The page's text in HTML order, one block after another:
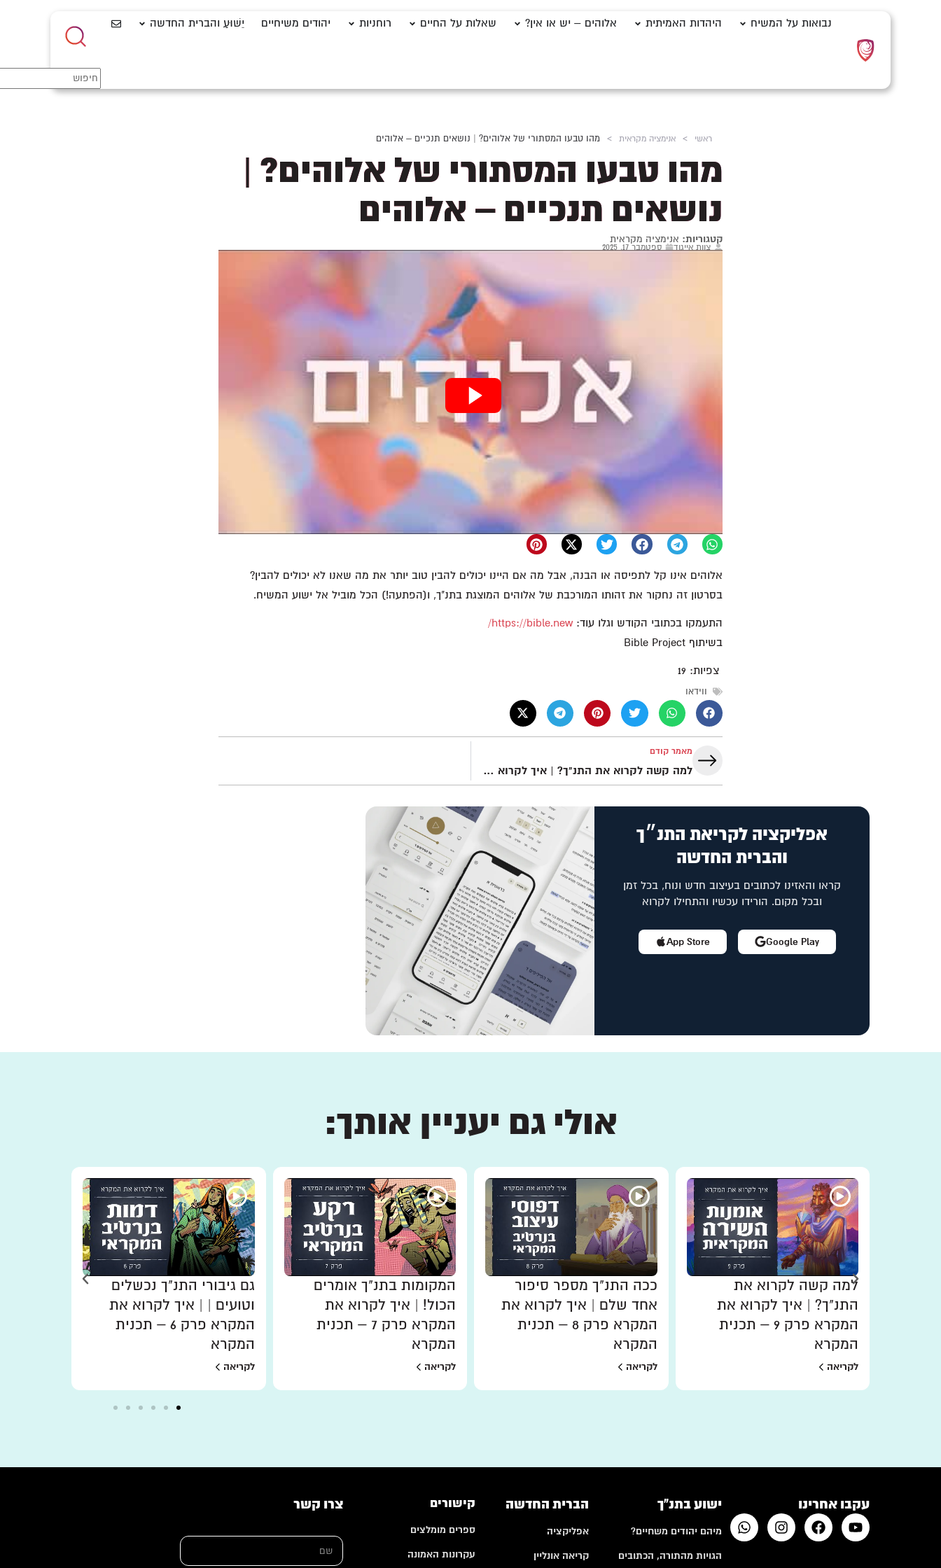
נבואות על המשיח היהדות האמיתית אלוהים – יש או אין? שאלות על החיים רוחניות יהודים משיחיים יֵשׁוּעַ והברית החדשה
ראשי > אנימציה מקראית > מהו טבעו המסתורי של אלוהים? | נושאים תנכיים – אלוהים
מהו טבעו המסתורי של אלוהים? |
נושאים תנכיים – אלוהים
קטגוריות: אנימציה מקראית
צוות אייגוד ספטמבר 17, 2025
אלוהים אינו קל לתפיסה או הבנה, אבל מה אם היינו יכולים להבין טוב יותר את מה שאנו לא יכולים להבין?
בסרטון זה נחקור את זהותו המורכבת של אלוהים המוצגת בתנ"ך, ו(הפתעה!) הכל מוביל אל ישוע המשיח.
התעמקו בכתובי הקודש וגלו עוד:https://bible.new/
בשיתוף Bible Project
צפיות: 19
ווידאו
מאמר קודם
למה קשה לקרוא את התנ"ך? | איך לקרוא את המקרא פרק 9 – תכנית המקרא
אפליקציה לקריאת התנ״ך
והברית החדשה
קראו והאזינו לכתובים בעיצוב חדש ונוח, בכל זמן
ובכל מקום. הורידו עכשיו והתחילו לקרוא
App Store Google Play
אולי גם יעניין אותך:
למה קשה לקרוא את
התנ"ך? | איך לקרוא את
המקרא פרק 9 – תכנית
המקרא
לקריאה
ככה התנ"ך מספר סיפור
אחד שלם | איך לקרוא את
המקרא פרק 8 – תכנית
המקרא
לקריאה
המקומות בתנ"ך אומרים
הכול! | איך לקרוא את
המקרא פרק 7 – תכנית
המקרא
לקריאה
גם גיבורי התנ"ך נכשלים
וטועים | | איך לקרוא את
המקרא פרק 6 – תכנית
המקרא
לקריאה
עקבו אחרינו ישוע בתנ"ך
מיהם יהודים משחיים?
הגויות מהתורה, הכתובים
הברית החדשה
אפליקציה
קריאה אונליין
קישורים
ספרים מומלצים
עקרונות האמונה
צרו קשר
ש
*